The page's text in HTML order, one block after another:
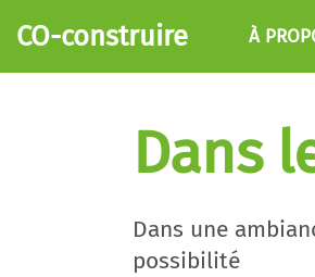
Aller au contenu principal
CO-construire À
Dans
Dans une
possibilité